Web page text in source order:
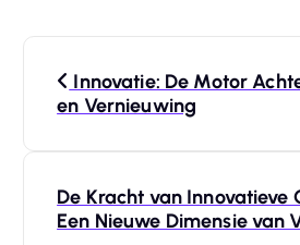
Innovatie: De Motor
en Vernieuwing
De Kracht van Innovatieve
Een Nieuwe Dimensie van